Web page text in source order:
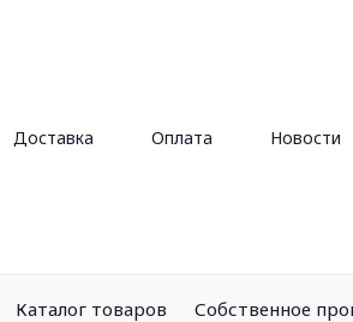
Доставка Оплата Новости
Каталог товаров Собственное